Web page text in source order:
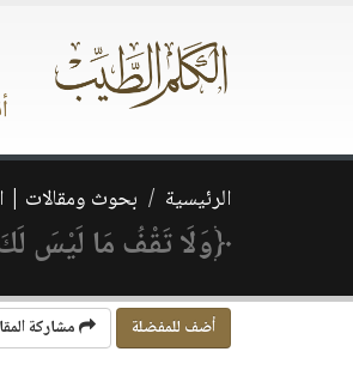
الرئيسية بحوث ومقالات |
﴿وَلَا تَقْفُ مَا لَيْسَ
أضف للمفضلة مشاركة